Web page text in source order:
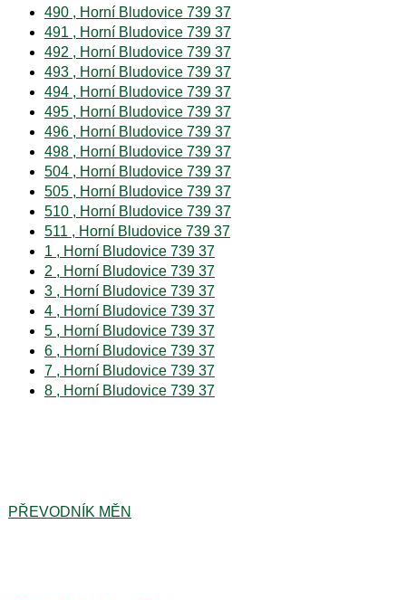
490 , Horní Bludovice 739 37
491 , Horní Bludovice 739 37
492 , Horní Bludovice 739 37
493 , Horní Bludovice 739 37
494 , Horní Bludovice 739 37
495 , Horní Bludovice 739 37
496 , Horní Bludovice 739 37
498 , Horní Bludovice 739 37
504 , Horní Bludovice 739 37
505 , Horní Bludovice 739 37
510 , Horní Bludovice 739 37
511 , Horní Bludovice 739 37
1 , Horní Bludovice 739 37
2 , Horní Bludovice 739 37
3 , Horní Bludovice 739 37
4 , Horní Bludovice 739 37
5 , Horní Bludovice 739 37
6 , Horní Bludovice 739 37
7 , Horní Bludovice 739 37
8 , Horní Bludovice 739 37
PŘEVODNÍK MĚN